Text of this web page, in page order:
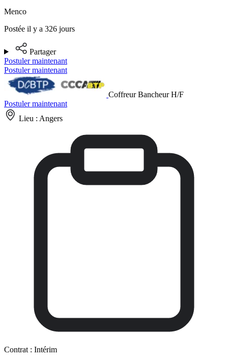
Menco
Postée il y a 326 jours
Partager
Postuler maintenant
Postuler maintenant
Coffreur Bancheur H/F
Postuler maintenant
Lieu : Angers
Contrat : Intérim